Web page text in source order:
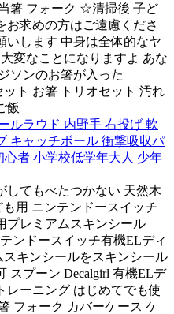
箸 フォーク ☆清掃後 子ど
お求めの方はご遠慮くださ
いします 中身は全体的なヤ
変なことになりますよ あな
ソンのお箸が入った
ト お箸 トリオセット 汚れ
飯
ルラウド 内野手 右投げ 軟
キャッチボール 衝撃吸収パ
心者 小学校低学年大人 少年
してもべたつかない 天然木
用 ニンテンドースイッチ
プレミアムスキンシール
ンドースイッチ有機ELディ
キンシールをスキンシール
スプーン Decalgirl 有機ELデ
レーニング はじめてでも使
フォーク カバーケース ケ